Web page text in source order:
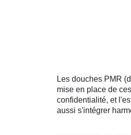
Les douches PMR
mise en place de
confidentialité, et
aussi s'intégrer